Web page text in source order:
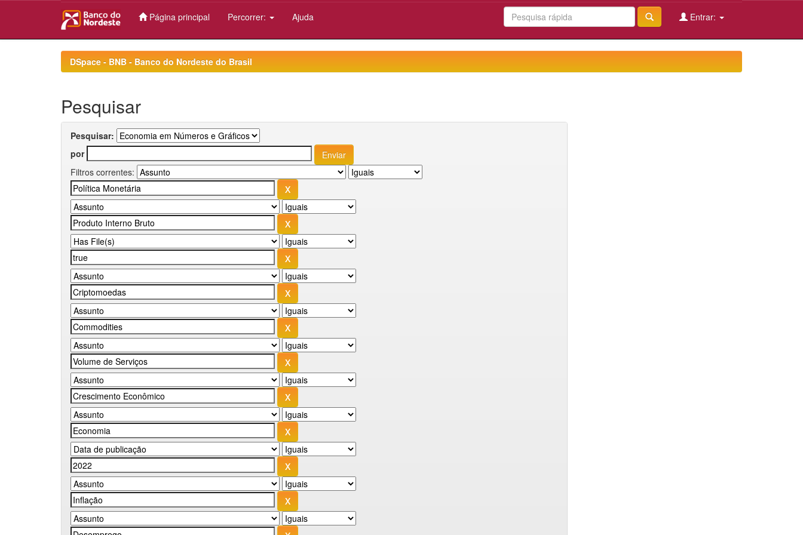
Página principal Percorrer: Ajuda Entrar:
DSpace - BNB - Banco do Nordeste do Brasil
Pesquisar
Pesquisar:
por
Filtros correntes: